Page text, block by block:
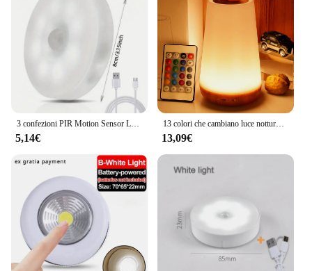
3 confezioni PIR Motion Sensor LED Night Light USB ricaricabile Night Lamp per armadio da cucina armadio lampada scale Closet Light
5,14€
13 colori che cambiano luce notturna telecomando touch USB ricaricabile lampada da notte RGB lampada dimmerabile lampada da comodino da tavolo portatile
13,09€